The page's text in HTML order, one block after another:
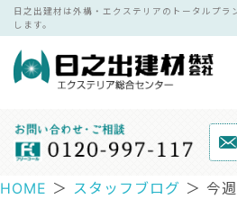
日之出建材は外構・エクステリアのトータルプラ
します。
HOME ＞ スタッフブログ ＞ 今